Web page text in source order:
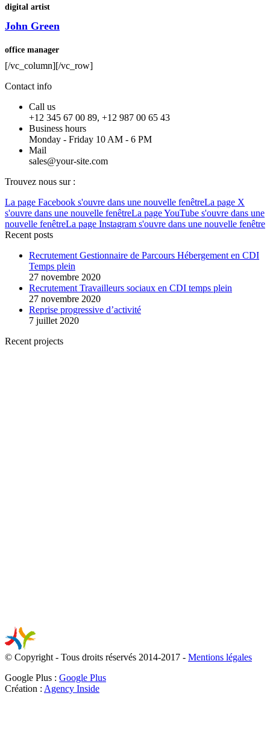
digital artist
John Green
office manager
[/vc_column][/vc_row]
Contact info
Call us
+12 345 67 00 89, +12 987 00 65 43
Business hours
Monday - Friday 10 AM - 6 PM
Mail
sales@your-site.com
Trouvez nous sur :
La page Facebook s'ouvre dans une nouvelle fenêtreLa page X
s'ouvre dans une nouvelle fenêtreLa page YouTube s'ouvre dans une
nouvelle fenêtreLa page Instagram s'ouvre dans une nouvelle fenêtre
Recent posts
Recrutement Gestionnaire de Parcours Hébergement en CDI
Temps plein
27 novembre 2020
Recrutement Travailleurs sociaux en CDI temps plein
27 novembre 2020
Reprise progressive d’activité
7 juillet 2020
Recent projects
© Copyright - Tous droits réservés 2014-2017 - Mentions légales
Google Plus : Google Plus
Création : Agency Inside